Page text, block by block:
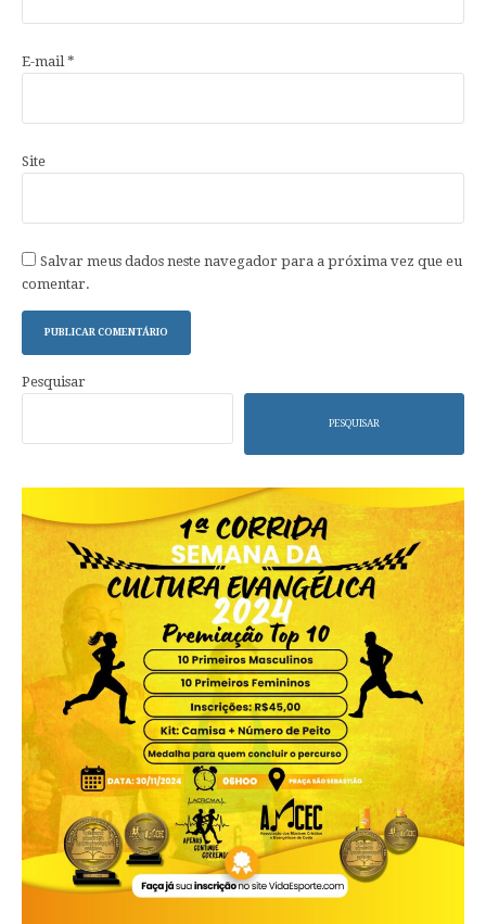
E-mail*
Site
Salvar meus dados neste navegador para a próxima vez que eu
comentar.
Pesquisar
PESQUISAR